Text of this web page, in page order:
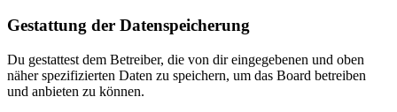
Gestattung der Datenspeicherung
Du gestattest dem Betreiber, die von dir eingegebenen und oben
näher spezifizierten Daten zu speichern, um das Board betreiben
und anbieten zu können.